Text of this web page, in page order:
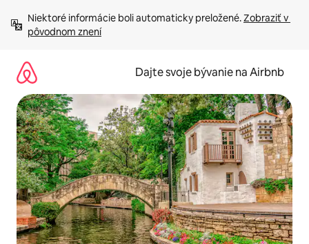
obsah.
Niektoré informácie boli automaticky preložené. Zobraziť v
pôvodnom znení
Dajte svoje bývanie na Airbnb